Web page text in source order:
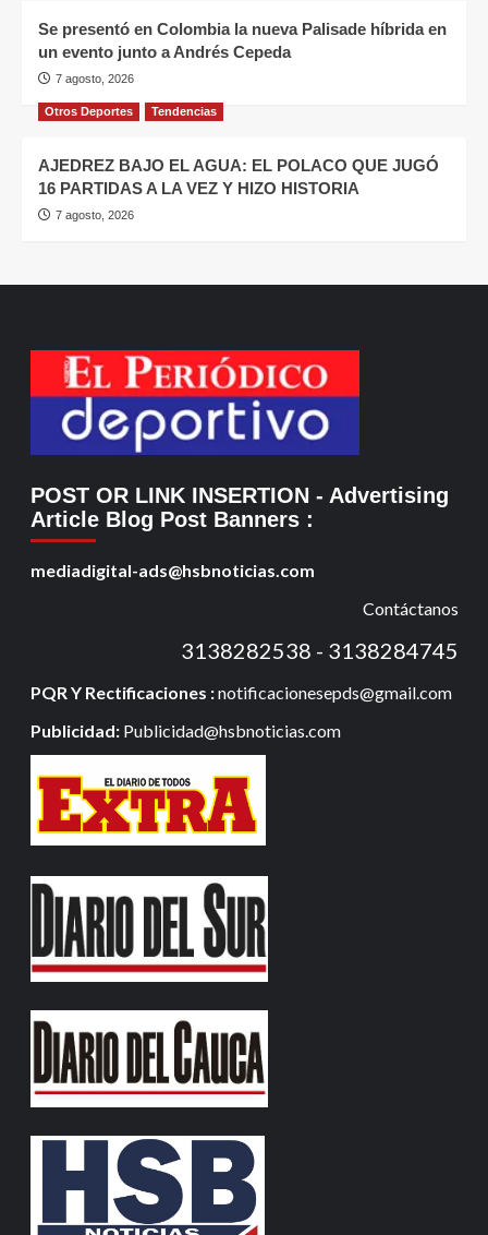
Se presentó en Colombia la nueva Palisade híbrida en
un evento junto a Andrés Cepeda
7 agosto, 2026
Otros Deportes Tendencias
AJEDREZ BAJO EL AGUA: EL POLACO QUE JUGÓ
16 PARTIDAS A LA VEZ Y HIZO HISTORIA
7 agosto, 2026
POST OR LINK INSERTION - Advertising
Article Blog Post Banners :
mediadigital-ads@hsbnoticias.com
Contáctanos
3138282538 - 3138284745
PQR Y Rectificaciones :notificacionesepds@gmail.com
Publicidad: Publicidad@hsbnoticias.com